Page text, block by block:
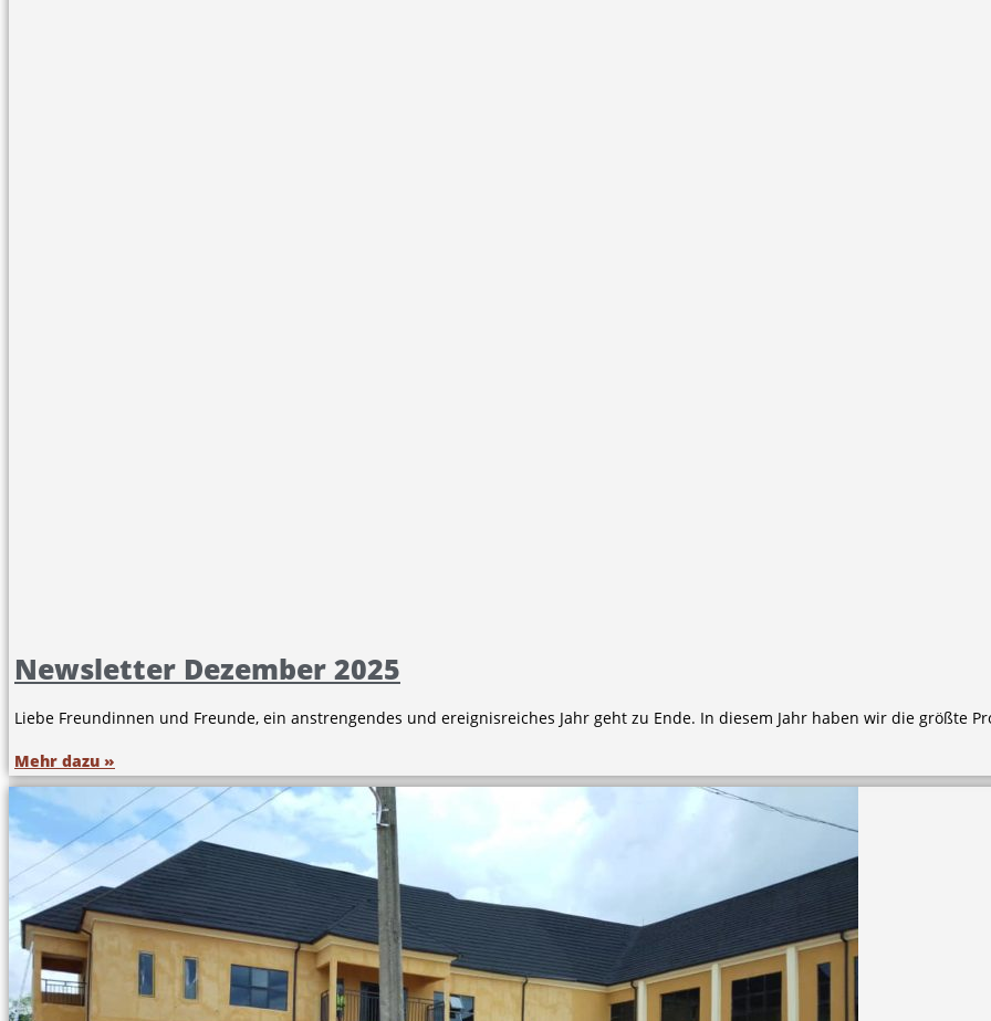
Newsletter Dezember 2025
Liebe Freundinnen und Freunde, ein anstrengendes und ereignisreiches Jahr geht zu Ende. In diesem Jahr haben wir die größte
Mehr dazu »